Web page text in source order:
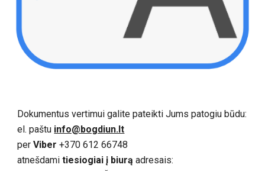
Dokumentus vertimui galite pateikti Jums patogiu būdu:
el. paštu info@bogdiun.lt
perViber+370 612 66748
atnešdamitiesiogiai į biurą adresais: